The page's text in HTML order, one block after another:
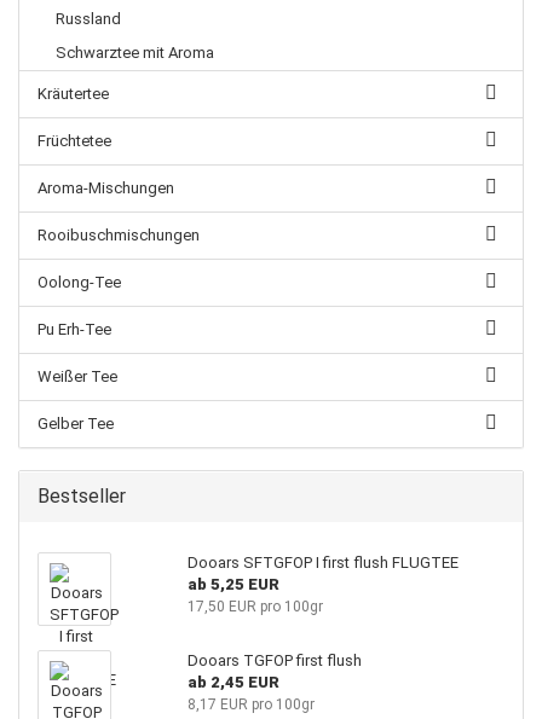
Russland
Schwarztee mit Aroma
Kräutertee
Früchtetee
Aroma-Mischungen
Rooibuschmischungen
Oolong-Tee
Pu Erh-Tee
Weißer Tee
Gelber Tee
Bestseller
Dooars SFTGFOP I first flush FLUGTEE
ab 5,25 EUR
17,50 EUR pro 100gr
Dooars TGFOP first flush
ab 2,45 EUR
8,17 EUR pro 100gr